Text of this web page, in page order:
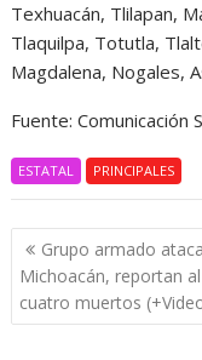
Texhuacán, Tlilapan,
Tlaquilpa, Totutla,
Magdalena, Nogales,
Fuente: Comunicación
ESTATAL PRINCIPALES
Navegación
de
entradas
Grupo armado
Michoacán, reportan
cuatro muertos